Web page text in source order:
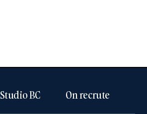
Studio BC On recrute